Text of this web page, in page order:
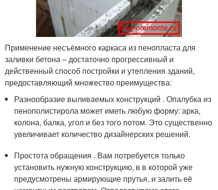
Применение несъёмного каркаса из пенопласта для
заливки бетона – достаточно прогрессивный и
действенный способ постройки и утепления зданий,
предоставляющий множество преимущества:
Разнообразие выливаемых конструкций . Опалубка из
пенополистирола может иметь любую форму: арка,
колона, балка, угол и без того потом. Это существенно
увеличивает количество дизайнерских решений.
Простота обращения . Вам потребуется только
установить нужную конструкцию, в в которой уже
предусмотрены армирующие прутья, и залить её